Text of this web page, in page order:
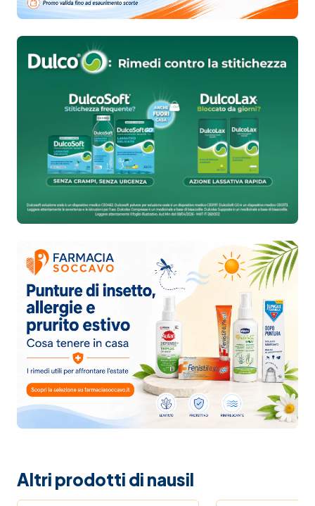
Altri prodotti di nausil